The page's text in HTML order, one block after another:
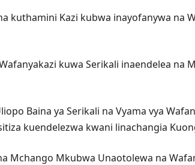
kuthamini Kazi kubwa inayofanywa na
kuwa Serikali inaendelea
Baina ya Serikali na Vyama vya
kuendelezwa kwani linachangia
Mchango Mkubwa Unaotolewa na